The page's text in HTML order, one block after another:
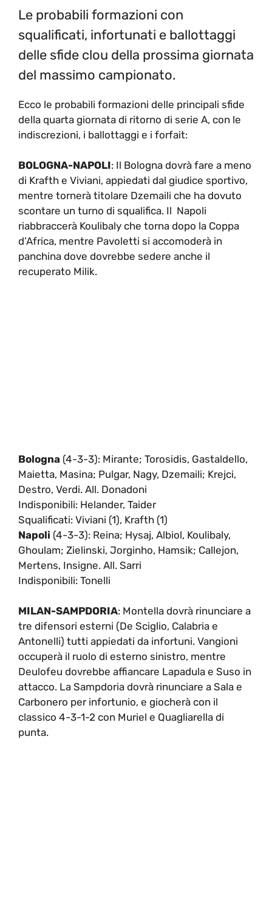
Le probabili formazioni con
squalificati, infortunati e ballottaggi
delle sfide clou della prossima giornata
del massimo campionato.
Ecco le probabili formazioni delle principali sfide
della quarta giornata di ritorno di serie A, con le
indiscrezioni, i ballottaggi e i forfait:
BOLOGNA-NAPOLI: Il Bologna dovrà fare a meno
di Krafth e Viviani, appiedati dal giudice sportivo,
mentre tornerà titolare Dzemaili che ha dovuto
scontare un turno di squalifica. Il Napoli
riabbraccerà Koulibaly che torna dopo la Coppa
d’Africa, mentre Pavoletti si accomoderà in
panchina dove dovrebbe sedere anche il
recuperato Milik.
Bologna (4-3-3): Mirante; Torosidis, Gastaldello,
Maietta, Masina; Pulgar, Nagy, Dzemaili; Krejci,
Destro, Verdi. All. Donadoni
Indisponibili: Helander, Taider
Squalificati: Viviani (1), Krafth (1)
Napoli (4-3-3): Reina; Hysaj, Albiol, Koulibaly,
Ghoulam; Zielinski, Jorginho, Hamsik; Callejon,
Mertens, Insigne. All. Sarri
Indisponibili: Tonelli
MILAN-SAMPDORIA: Montella dovrà rinunciare a
tre difensori esterni (De Sciglio, Calabria e
Antonelli) tutti appiedati da infortuni. Vangioni
occuperà il ruolo di esterno sinistro, mentre
Deulofeu dovrebbe affiancare Lapadula e Suso in
attacco. La Sampdoria dovrà rinunciare a Sala e
Carbonero per infortunio, e giocherà con il
classico 4-3-1-2 con Muriel e Quagliarella di
punta.